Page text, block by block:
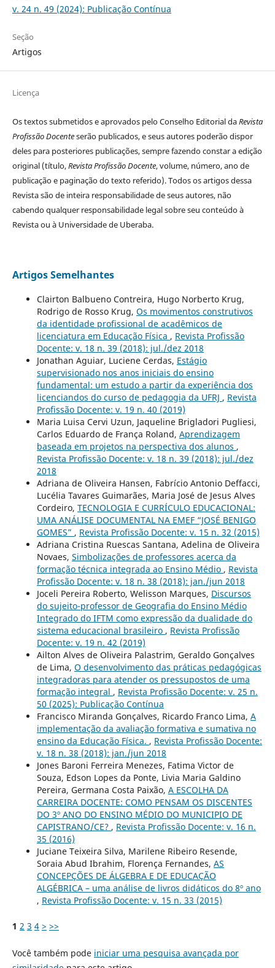
v. 24 n. 49 (2024): Publicação Contínua
Seção
Artigos
Licença
Os textos submetidos e aprovados pelo Conselho Editorial daRevista
Profissão Docenteserão publicados, e seus autores poderão dispor
deles para posteriores publicações, sempre fazendo constar a edição
original (título,Revista Profissão Docente, volume, número, ano de
publicação e paginação do texto referido). Todos os artigos dessa
Revista são de inteira responsabilidade de seus autores, não
cabendo qualquer responsabilidade legal sobre seu conteúdo à
Revista ou à Universidade de Uberaba.
Artigos Semelhantes
Clairton Balbueno Contreira, Hugo Norberto Krug,
Rodrigo de Rosso Krug, Os movimentos construtivos
da identidade profissional de acadêmicos de
licenciatura em Educação Física , Revista Profissão
Docente: v. 18 n. 39 (2018): jul./dez 2018
Jonathan Aguiar, Luciene Cerdas, Estágio
supervisionado nos anos iniciais do ensino
fundamental: um estudo a partir da experiência dos
licenciandos do curso de pedagogia da UFRJ , Revista
Profissão Docente: v. 19 n. 40 (2019)
Maria Luisa Cervi Uzun, Jaqueline Brigladori Pugliesi,
Carlos Eduardo de França Roland, Aprendizagem
baseada em projetos na perspectiva dos alunos ,
Revista Profissão Docente: v. 18 n. 39 (2018): jul./dez
2018
Adriana de Oliveira Hansen, Fabrício Antonio Deffacci,
Lucélia Tavares Guimarães, Maria José de Jesus Alves
Cordeiro, TECNOLOGIA E CURRÍCULO EDUCACIONAL:
UMA ANÁLISE DOCUMENTAL NA EMEF “JOSÉ BENIGO
GOMES” , Revista Profissão Docente: v. 15 n. 32 (2015)
Adriana Cristina Ruescas Santana, Adelina de Oliveira
Novaes, Simbolizações de professores acerca da
formação técnica integrada ao Ensino Médio , Revista
Profissão Docente: v. 18 n. 38 (2018): jan./jun 2018
Joceli Pereira Roberto, Welisson Marques, Discursos
do sujeito-professor de Geografia do Ensino Médio
Integrado do IFTM como expressão da dualidade do
sistema educacional brasileiro , Revista Profissão
Docente: v. 19 n. 42 (2019)
Ailton Alves de Oliveira Palastrim, Geraldo Gonçalves
de Lima, O desenvolvimento das práticas pedagógicas
integradoras para atender os pressupostos de uma
formação integral , Revista Profissão Docente: v. 25 n.
50 (2025): Publicação Contínua
Francisco Miranda Gonçalves, Ricardo Franco Lima, A
implementação da avaliação formativa e sumativa no
ensino da Educação Física. , Revista Profissão Docente:
v. 18 n. 38 (2018): jan./jun 2018
Jones Baroni Ferreira Menezes, Fatima Victor de
Souza, Edson Lopes da Ponte, Livia Maria Galdino
Pereira, Germana Costa Paixão, A ESCOLHA DA
CARREIRA DOCENTE: COMO PENSAM OS DISCENTES
DO 3º ANO DO ENSINO MÉDIO DO MUNICIPIO DE
CAPISTRANO/CE? , Revista Profissão Docente: v. 16 n.
35 (2016)
Juciane Teixeira Silva, Marilene Ribeiro Resende,
Soraia Abud Ibrahim, Florença Fernandes, AS
CONCEPÇÕES DE ÁLGEBRA E DE EDUCAÇÃO
ALGÉBRICA – uma análise de livros didáticos do 8º ano
, Revista Profissão Docente: v. 15 n. 33 (2015)
1 2 3 4 > >>
Você também pode iniciar uma pesquisa avançada por